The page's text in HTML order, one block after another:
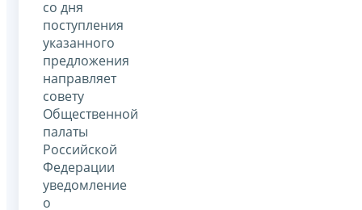
со дня
поступления
указанного
предложения
направляет
совету
Общественной
палаты
Российской
Федерации
уведомление
о